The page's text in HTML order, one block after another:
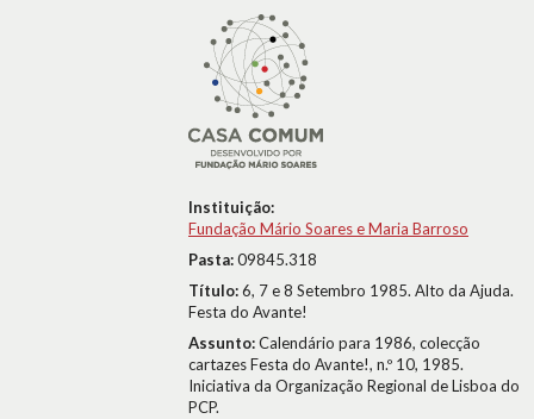
Instituição:
Fundação Mário Soares e Maria Barroso
Pasta:09845.318
Título:6, 7 e 8 Setembro 1985. Alto da Ajuda.
Festa do Avante!
Assunto:Calendário para 1986, colecção
cartazes Festa do Avante!, n.º 10, 1985.
Iniciativa da Organização Regional de Lisboa do
PCP.